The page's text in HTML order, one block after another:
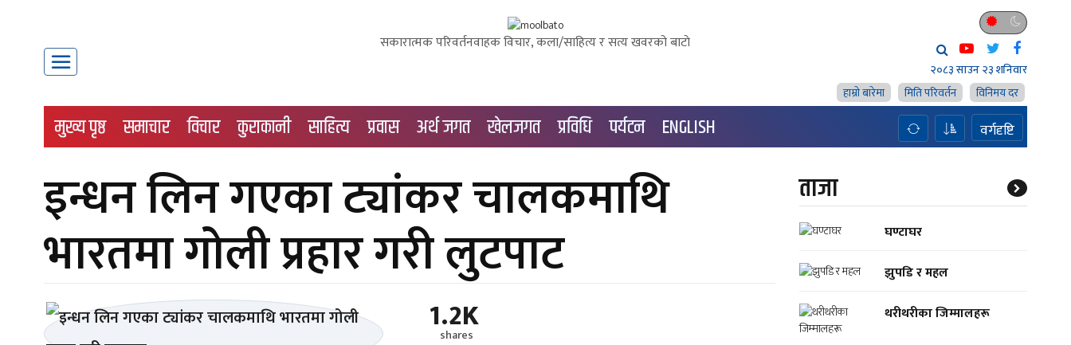
सकारात्मक परिवर्तनवाहक विचार, कला/साहित्य र सत्य खवरको बाटाे
२०८३ साउन २३ शनिवार
हाम्राे बारेमा
मिति परिवर्तन विनिमय दर
मुख्य पृष्ठ समाचार विचार कुराकानी साहित्य प्रवास अर्थ जगत खेलजगत प्रविधि पर्यटन ENGLISH वर्गदृष्टि
इन्धन लिन गएका ट्यांकर चालकमाथि
भारतमा गोली प्रहार गरी लुटपाट
1.2K
shares
ताजा
घण्टाघर
झुपडि र महल
थरीथरीका जिम्मालहरू